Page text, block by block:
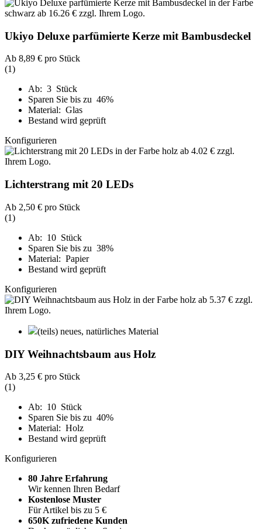
Ukiyo Deluxe parfümierte Kerze mit Bambusdeckel
Ab 8,89 € pro Stück
(1)
Ab: 3 Stück
Sparen Sie bis zu 46%
Material: Glas
Bestand wird geprüft
Konfigurieren
Lichterstrang mit 20 LEDs
Ab 2,50 € pro Stück
(1)
Ab: 10 Stück
Sparen Sie bis zu 38%
Material: Papier
Bestand wird geprüft
Konfigurieren
(teils) neues, natürliches Material
DIY Weihnachtsbaum aus Holz
Ab 3,25 € pro Stück
(1)
Ab: 10 Stück
Sparen Sie bis zu 40%
Material: Holz
Bestand wird geprüft
Konfigurieren
80 Jahre Erfahrung
Wir kennen Ihren Bedarf
Kostenlose Muster
Für Artikel bis zu 5 €
650K zufriedene Kunden